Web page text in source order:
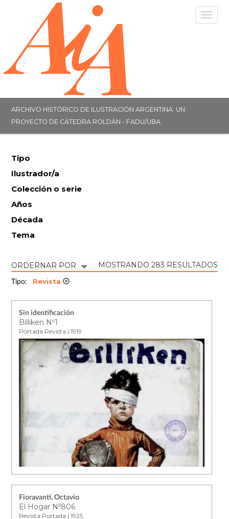
ARCHIVO HISTÓRICO DE ILUSTRACIÓN ARGENTINA. UN
PROYECTO DE CÁTEDRA ROLDÁN - FADU/UBA.
Tipo
Ilustrador/a
Colección o serie
Años
Década
Tema
ORDERNAR POR MOSTRANDO 283 RESULTADOS
Tipo: Revista
Sin identificación
Billiken Nº1
Portada Revista | 1919
Fioravanti, Octavio
El Hogar Nº806
Revista Portada | 1925